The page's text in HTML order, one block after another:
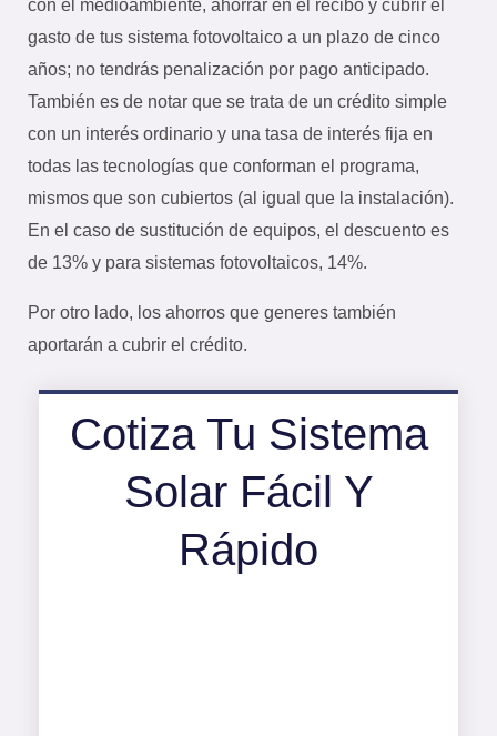
con el medioambiente, ahorrar en el recibo y cubrir el
gasto de tus sistema fotovoltaico a un plazo de cinco
años; no tendrás penalización por pago anticipado.
También es de notar que se trata de un crédito simple
con un interés ordinario y una tasa de interés fija en
todas las tecnologías que conforman el programa,
mismos que son cubiertos (al igual que la instalación).
En el caso de sustitución de equipos, el descuento es
de 13% y para sistemas fotovoltaicos, 14%.
Por otro lado, los ahorros que generes también
aportarán a cubrir el crédito.
Cotiza Tu Sistema
Solar Fácil Y
Rápido